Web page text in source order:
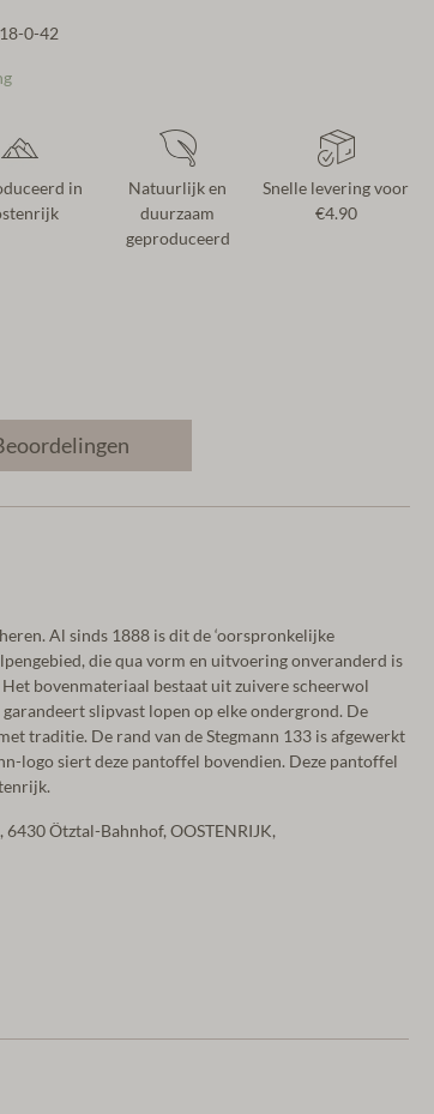
0-42
in
Natuurlijk en
duurzaam
geproduceerd
Snelle levering voor
€4.90
Al sinds 1888 is dit de ‘oorspronkelijke
die qua vorm en uitvoering onveranderd is
bovenmateriaal bestaat uit zuivere scheerwol
slipvast lopen op elke ondergrond. De
traditie. De rand van de Stegmann 133 is afgewerkt
logo siert deze pantoffel bovendien. Deze pantoffel
Ötztal-Bahnhof, OOSTENRIJK,